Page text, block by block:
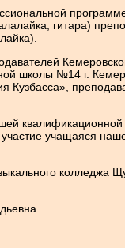
гитара)
школы №14 г.
учащаяся